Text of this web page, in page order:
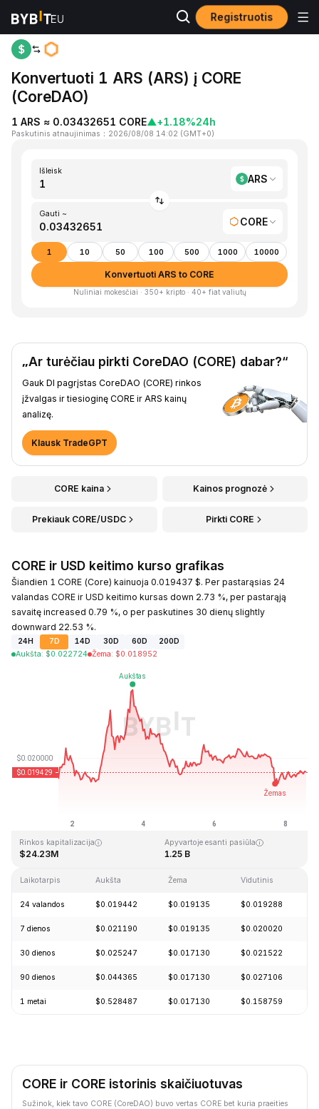
Registruotis
Pagrindinis
Konvertuoti 1 ARS (ARS) į CORE
(CoreDAO)
1 ARS ≈ 0.03432651 CORE▲+1.18%24h
Paskutinis atnaujinimas ： 2026/08/08 14:02 (GMT+0)
Išleisk
ARS
Gauti ~
CORE
1 10 50 100 500 1000 10000
Konvertuoti ARS to CORE
Nuliniai mokesčiai · 350+ kripto · 40+ fiat valiutų
„Ar turėčiau pirkti CoreDAO (CORE) dabar?“
Gauk DI pagrįstas CoreDAO (CORE) rinkos
įžvalgas ir tiesioginę CORE ir ARS kainų
analizę.
Klausk TradeGPT
CORE kaina Kainos prognozė
Prekiauk CORE/USDC Pirkti CORE
CORE ir USD keitimo kurso grafikas
Šiandien 1 CORE (Core) kainuoja 0.019437 $. Per pastarąsias 24
valandas CORE ir USD keitimo kursas down 2.73 %, per pastarąją
savaitę increased 0.79 %, o per paskutines 30 dienų slightly
downward 22.53 %.
24H 7D 14D 30D 60D
200D
Aukšta: $0.022724 Žema: $0.018952
Rinkos kapitalizacija
$24.23M
Apyvartoje esanti pasiūla
1.25 B
Laikotarpis Aukšta Žema Vidutinis
24 valandos $0.019442 $0.019135 $0.019288
7 dienos $0.021190 $0.019135 $0.020020
30 dienos $0.025247 $0.017130 $0.021522
90 dienos $0.044365 $0.017130 $0.027106
1 metai $0.528487 $0.017130 $0.158759
CORE ir CORE istorinis skaičiuotuvas
Sužinok, kiek tavo CORE (CoreDAO) buvo vertas CORE bet kuria praeities